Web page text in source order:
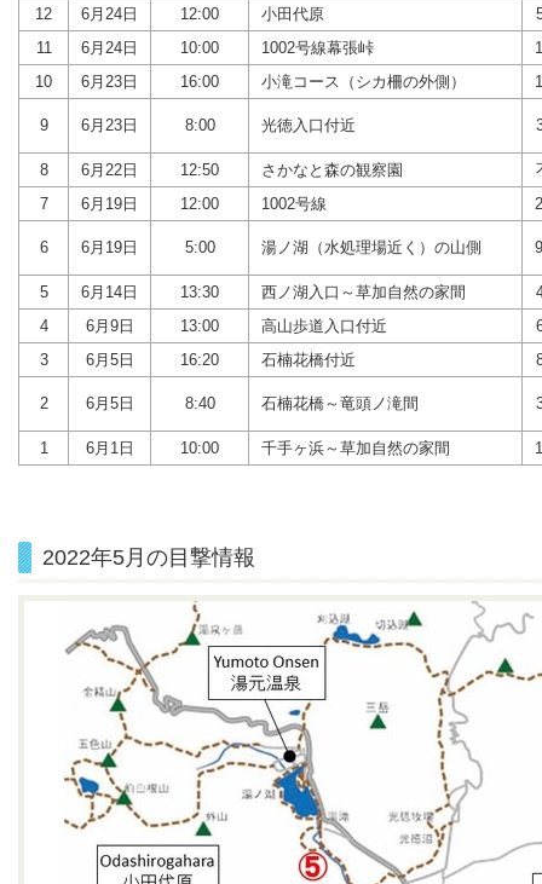
12
6月24日 12:00 小田代原
11
6月24日 10:00 1002号線幕張峠
10
6月23日 16:00 小滝コース（シカ柵の外側）
9 6月23日 8:00 光徳入口付近
8 6月22日 12:50 さかなと森の観察園
7
6月19日 12:00 1002号線
6 6月19日 5:00 湯ノ湖（水処理場近く）の山側
5 6月14日 13:30 西ノ湖入口～草加自然の家間
4
6月9日 13:00 高山歩道入口付近
3
6月5日 16:20 石楠花橋付近
2 6月5日 8:40 石楠花橋～竜頭ノ滝間
1 6月1日 10:00 千手ヶ浜～草加自然の家間
2022年5月の目撃情報